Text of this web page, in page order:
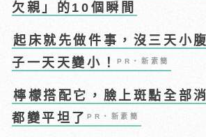
欠親」的10個瞬間
起床就先做件事，沒三天小
子一天天變小！PR・新素簡
檸檬搭配它，臉上斑點全部
都變平坦了
PR・新素簡